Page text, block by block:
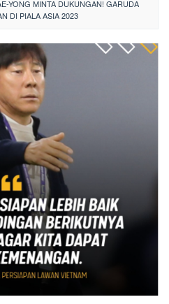
YONG MINTA DUKUNGAN! GARUDA
DI PIALA ASIA 2023